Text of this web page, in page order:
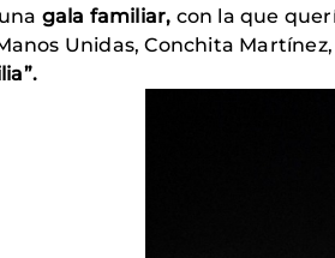
gala familiar, con la que
Unidas, Conchita